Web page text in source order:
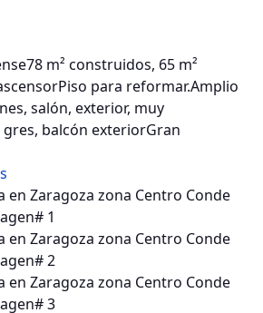
m² construidos, 65 m²
para reformar.Amplio
salón, exterior, muy
balcón exteriorGran